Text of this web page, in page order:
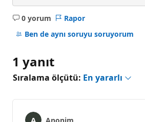
0 yorum
Açıklama
yok
Rapor
Ben de aynı soruyu soruyorum
1 yanıt
Sıralama ölçütü: En yararlı
Anonim